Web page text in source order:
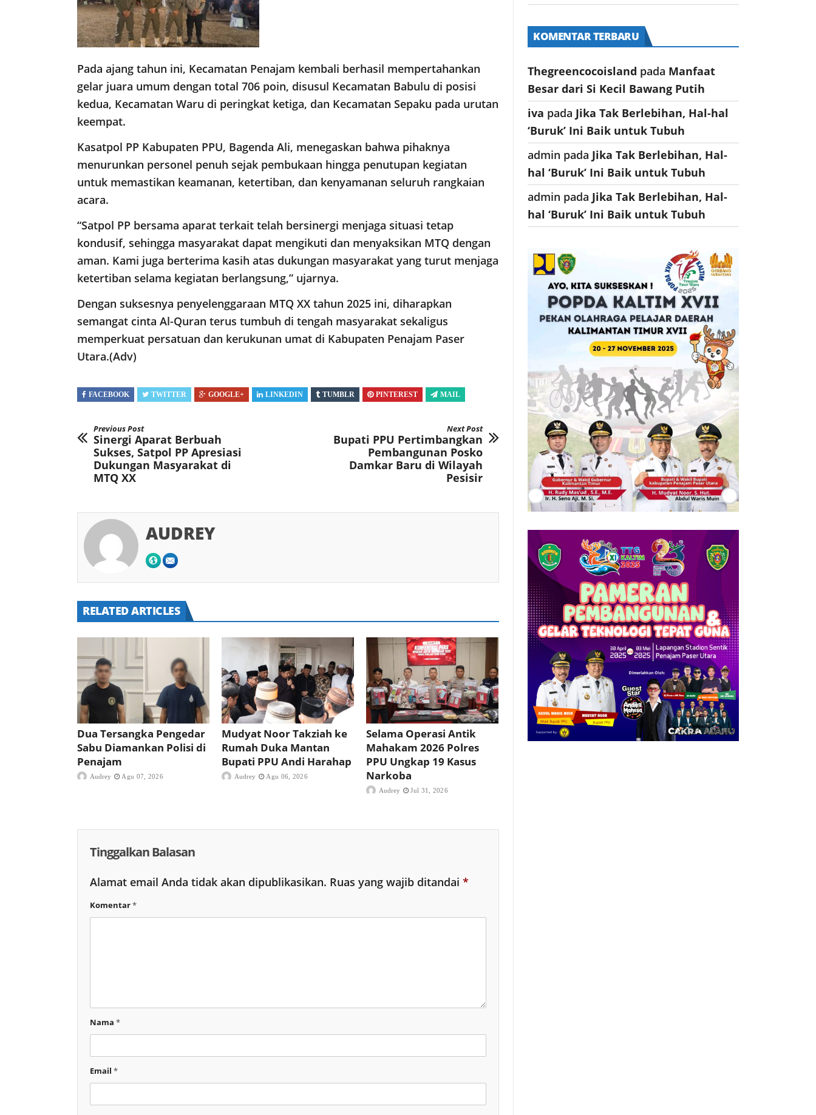
Pada ajang tahun ini, Kecamatan Penajam kembali berhasil mempertahankan
gelar juara umum dengan total 706 poin, disusul Kecamatan Babulu di posisi
kedua, Kecamatan Waru di peringkat ketiga, dan Kecamatan Sepaku pada urutan
keempat.
Kasatpol PP Kabupaten PPU, Bagenda Ali, menegaskan bahwa pihaknya
menurunkan personel penuh sejak pembukaan hingga penutupan kegiatan
untuk memastikan keamanan, ketertiban, dan kenyamanan seluruh rangkaian
acara.
“Satpol PP bersama aparat terkait telah bersinergi menjaga situasi tetap
kondusif, sehingga masyarakat dapat mengikuti dan menyaksikan MTQ dengan
aman. Kami juga berterima kasih atas dukungan masyarakat yang turut menjaga
ketertiban selama kegiatan berlangsung,” ujarnya.
Dengan suksesnya penyelenggaraan MTQ XX tahun 2025 ini, diharapkan
semangat cinta Al-Quran terus tumbuh di tengah masyarakat sekaligus
memperkuat persatuan dan kerukunan umat di Kabupaten Penajam Paser
Utara.(Adv)
FACEBOOK TWITTER GOOGLE+ LINKEDIN TUMBLR PINTEREST MAIL
Previous Post
Sinergi Aparat Berbuah
Sukses, Satpol PP Apresiasi
Dukungan Masyarakat di
MTQ XX
Next Post
Bupati PPU Pertimbangkan
Pembangunan Posko
Damkar Baru di Wilayah
Pesisir
AUDREY
RELATED ARTICLES
Dua Tersangka Pengedar
Sabu Diamankan Polisi di
Penajam
Audrey Agu 07, 2026
Mudyat Noor Takziah ke
Rumah Duka Mantan
Bupati PPU Andi Harahap
Audrey Agu 06, 2026
Selama Operasi Antik
Mahakam 2026 Polres
PPU Ungkap 19 Kasus
Narkoba
Audrey Jul 31, 2026
Tinggalkan Balasan
Alamat email Anda tidak akan dipublikasikan. Ruas yang wajib ditandai *
Komentar*
Nama *
Email *
KOMENTAR TERBARU
Thegreencocoisland pada Manfaat
Besar dari Si Kecil Bawang Putih
iva pada Jika Tak Berlebihan, Hal-hal
‘Buruk’ Ini Baik untuk Tubuh
admin pada Jika Tak Berlebihan, Hal-
hal ‘Buruk’ Ini Baik untuk Tubuh
admin pada Jika Tak Berlebihan, Hal-
hal ‘Buruk’ Ini Baik untuk Tubuh